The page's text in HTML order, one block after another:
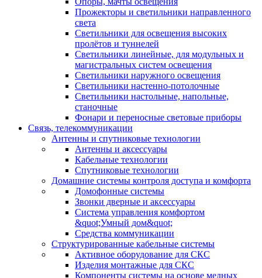
Прожекторы и светильники направленного
света
Светильники для освещения высоких
пролётов и туннелей
Светильники линейные, для модульных и
магистральных систем освещения
Светильники наружного освещения
Светильники настенно-потолочные
Светильники настольные, напольные,
станочные
Фонари и переносные световые приборы
Связь, телекоммуникации
Антенны и спутниковые технологии
Антенны и аксессуары
Кабельные технологии
Спутниковые технологии
Домашние системы контроля доступа и комфорта
Домофонные системы
Звонки дверные и аксессуары
Система управления комфортом
&quot;Умный дом&quot;
Средства коммуникации
Структурированные кабельные системы
Активное оборудование для СКС
Изделия монтажные для СКС
Компоненты системы на основе медных